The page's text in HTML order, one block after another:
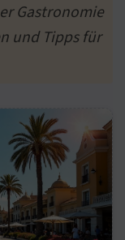
Gastronomie
und Tipps für